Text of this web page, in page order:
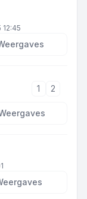
12:45
1 2